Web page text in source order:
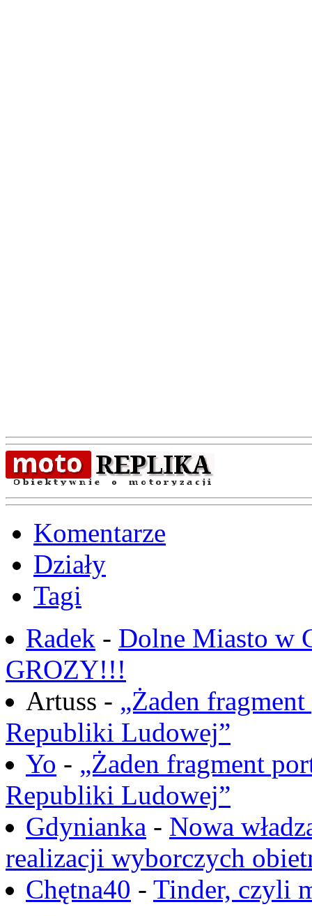
Komentarze
Działy
Tagi
Radek - Dolne Miasto w
GROZY!!!
Artuss - „Żaden
Republiki Ludowej”
Yo - „Żaden fragment
Republiki Ludowej”
Gdynianka - Nowa
realizacji wyborczych
Chętna40 - Tinder, czyli